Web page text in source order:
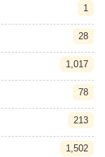
1
28
1,017
78
213
1,502